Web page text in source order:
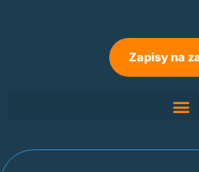
Zapisy na